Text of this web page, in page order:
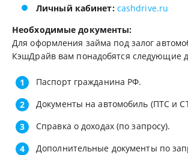
Личный кабинет: cashdrive.ru
Необходимые документы:
Для оформления займа под залог
КэшДрайв вам понадобятся следующие
Паспорт гражданина РФ.
Документы на автомобиль (ПТС и
Справка о доходах (по запросу).
Дополнительные документы по